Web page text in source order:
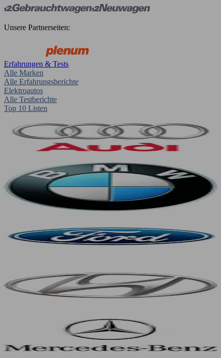
Unsere Partnerseiten:
Erfahrungen & Tests
Alle Marken
Alle Erfahrungsberichte
Elektroautos
Alle Testberichte
Top 10 Listen